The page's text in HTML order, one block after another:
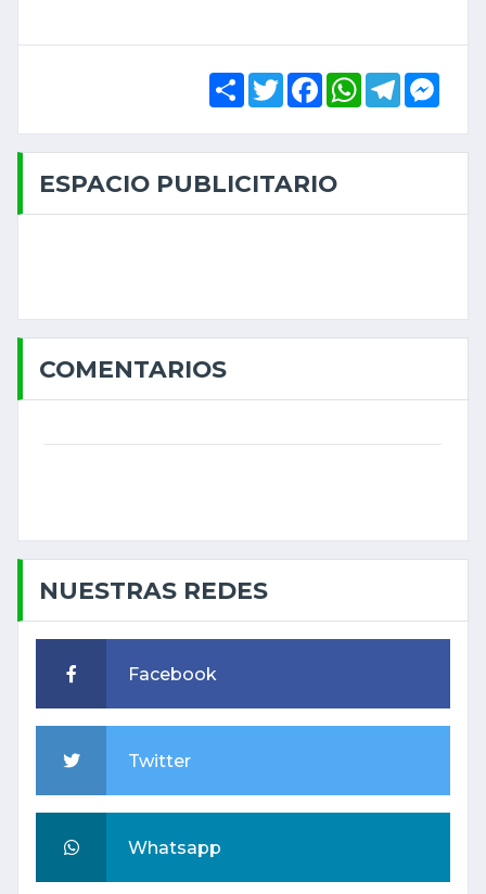
ShareTwitterFacebook
WhatsApp
Telegram
ESPACIO PUBLICITARIO
COMENTARIOS
NUESTRAS REDES
Facebook
Twitter
Whatsapp